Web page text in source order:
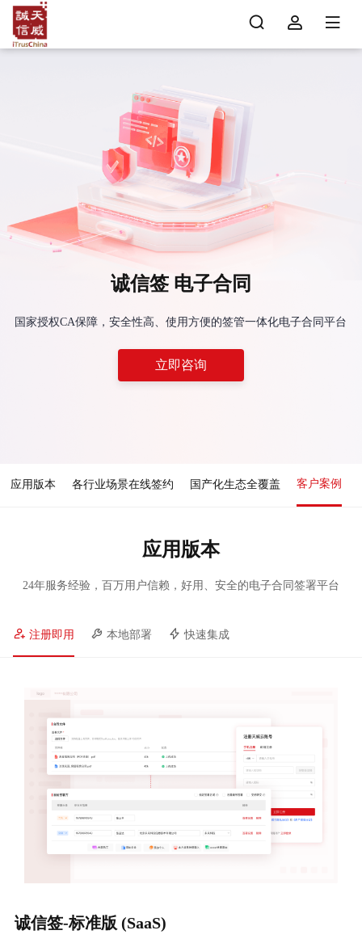
诚信签 电子合同
国家授权CA保障，安全性高、使用方便的签管一体化电子合同平台
立即咨询
应用版本 各行业场景在线签约 国产化生态全覆盖 客户案例
应用版本
24年服务经验，百万用户信赖，好用、安全的电子合同签署平台
注册即用 本地部署 快速集成
诚信签-标准版 (SaaS)